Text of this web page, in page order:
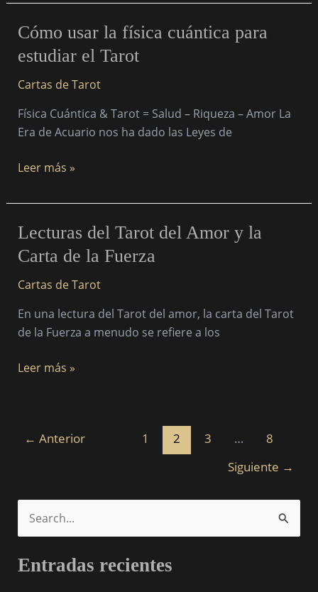
Cómo usar la física cuántica para
estudiar el Tarot
Cartas de Tarot
Física Cuántica & Tarot = Salud – Riqueza – Amor La
Era de Acuario nos ha dado las Leyes de
Cómo
usar
la
física
para
estudiar
Tarot
Leer más »
Lecturas del Tarot del Amor y la
Carta de la Fuerza
Cartas de Tarot
En una lectura del Tarot del amor, la carta del Tarot
de la Fuerza a menudo se refiere a los
Lecturas
del
Tarot
del
y
la
de
Leer más »
← Anterior 1 2 3 …
8
Siguiente →
s
Entradas recientes